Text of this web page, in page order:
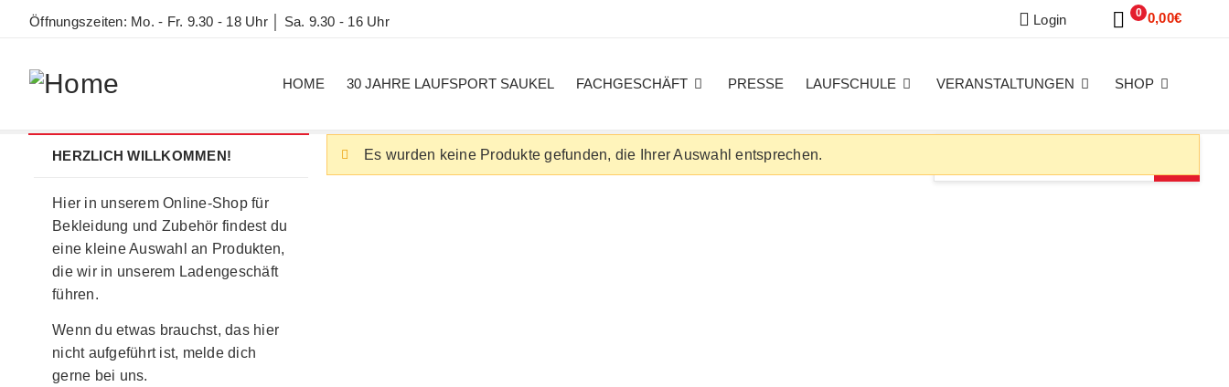
Öffnungszeiten: Mo. - Fr. 9.30 - 18 Uhr │ Sa. 9.30 - 16 Uhr
0 0,00€
Login
HOME 30 JAHRE LAUFSPORT SAUKEL FACHGESCHÄFT PRESSE LAUFSCHULE VERANSTALTUNGEN SHOP
HERZLICH WILLKOMMEN!
Hier in unserem Online-Shop für
Bekleidung und Zubehör findest du
eine kleine Auswahl an Produkten,
die wir in unserem Ladengeschäft
führen.
Wenn du etwas brauchst, das hier
nicht aufgeführt ist, melde dich
gerne bei uns.
Es wurden keine Produkte gefunden, die Ihrer Auswahl entsprechen.